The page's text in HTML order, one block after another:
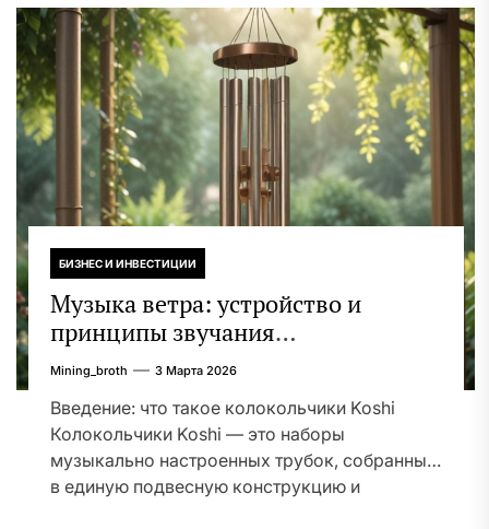
БИЗНЕС И ИНВЕСТИЦИИ
Музыка ветра: устройство и
принципы звучания
колокольчиков
Mining_broth 3 Марта 2026
Введение: что такое колокольчики Koshi
Колокольчики Koshi — это наборы
музыкально настроенных трубок, собранных
в единую подвесную конструкцию и